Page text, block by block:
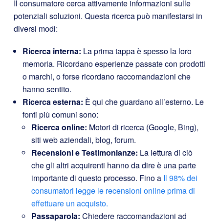
Il consumatore cerca attivamente informazioni sulle
potenziali soluzioni. Questa ricerca può manifestarsi in
diversi modi:
Ricerca interna: La prima tappa è spesso la loro
memoria. Ricordano esperienze passate con prodotti
o marchi, o forse ricordano raccomandazioni che
hanno sentito.
Ricerca esterna: È qui che guardano all’esterno. Le
fonti più comuni sono:
Ricerca online: Motori di ricerca (Google, Bing),
siti web aziendali, blog, forum.
Recensioni e Testimonianze: La lettura di ciò
che gli altri acquirenti hanno da dire è una parte
importante di questo processo. Fino a Il 98% dei
consumatori legge le recensioni online prima di
effettuare un acquisto.
Passaparola: Chiedere raccomandazioni ad